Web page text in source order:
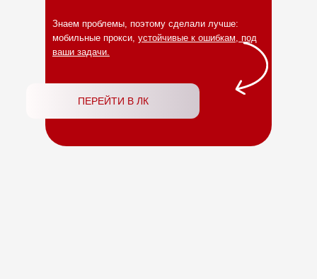
Знаем проблемы, поэтому сделали лучше:
мобильные прокси, устойчивые к ошибкам, под
ваши задачи.
ПЕРЕЙТИ В ЛК